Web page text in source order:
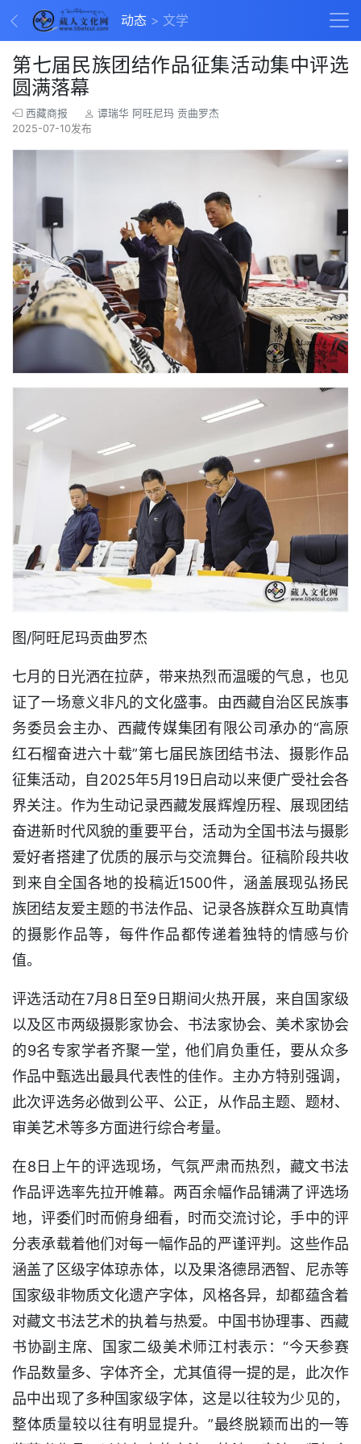
动态 文学
第七届民族团结作品征集活动集中评选
圆满落幕
西藏商报
谭瑞华 阿旺尼玛 贡曲罗杰
2025-07-10发布
图/阿旺尼玛贡曲罗杰
七月的日光洒在拉萨，带来热烈而温暖的气息，也见
证了一场意义非凡的文化盛事。由西藏自治区民族事
务委员会主办、西藏传媒集团有限公司承办的“高原
红石榴奋进六十载”第七届民族团结书法、摄影作品
征集活动，自2025年5月19日启动以来便广受社会各
界关注。作为生动记录西藏发展辉煌历程、展现团结
奋进新时代风貌的重要平台，活动为全国书法与摄影
爱好者搭建了优质的展示与交流舞台。征稿阶段共收
到来自全国各地的投稿近1500件，涵盖展现弘扬民
族团结友爱主题的书法作品、记录各族群众互助真情
的摄影作品等，每件作品都传递着独特的情感与价
值。
评选活动在7月8日至9日期间火热开展，来自国家级
以及区市两级摄影家协会、书法家协会、美术家协会
的9名专家学者齐聚一堂，他们肩负重任，要从众多
作品中甄选出最具代表性的佳作。主办方特别强调，
此次评选务必做到公平、公正，从作品主题、题材、
审美艺术等多方面进行综合考量。
在8日上午的评选现场，气氛严肃而热烈，藏文书法
作品评选率先拉开帷幕。两百余幅作品铺满了评选场
地，评委们时而俯身细看，时而交流讨论，手中的评
分表承载着他们对每一幅作品的严谨评判。这些作品
涵盖了区级字体琼赤体，以及果洛德昂洒智、尼赤等
国家级非物质文化遗产字体，风格各异，却都蕴含着
对藏文书法艺术的执着与热爱。中国书协理事、西藏
书协副主席、国家二级美术师江村表示：“今天参赛
作品数量多、字体齐全，尤其值得一提的是，此次作
品中出现了多种国家级字体，这是以往较为少见的，
整体质量较以往有明显提升。”最终脱颖而出的一等